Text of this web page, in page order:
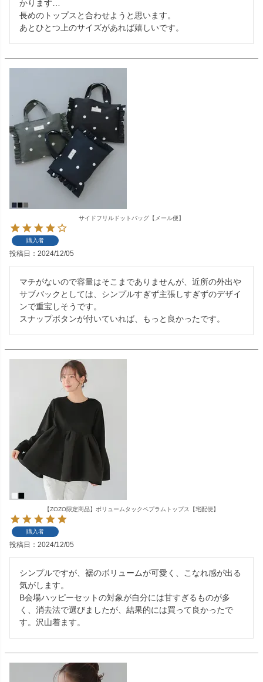
かります…
長めのトップスと合わせようと思います。
あとひとつ上のサイズがあれば嬉しいです。
サイドフリルドットバッグ【メール便】
購入者
投稿日 2024/12/05
マチがないので容量はそこまでありませんが、近所の外出や
サブバックとしては、シンプルすぎず主張しすぎずのデザイ
ンで重宝しそうです。
スナップボタンが付いていれば、もっと良かったです。
【ZOZO限定商品】ボリュームタックペプラムトップス【宅配便】
購入者
投稿日 2024/12/05
シンプルですが、裾のボリュームが可愛く、こなれ感が出る
気がします。
B会場ハッピーセットの対象が自分には甘すぎるものが多
く、消去法で選びましたが、結果的には買って良かったで
す。沢山着ます。